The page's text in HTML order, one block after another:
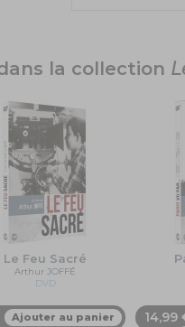
la collection
Le Feu Sacré
Arthur JOFFÉ
DVD
Ajouter au panier 14,99